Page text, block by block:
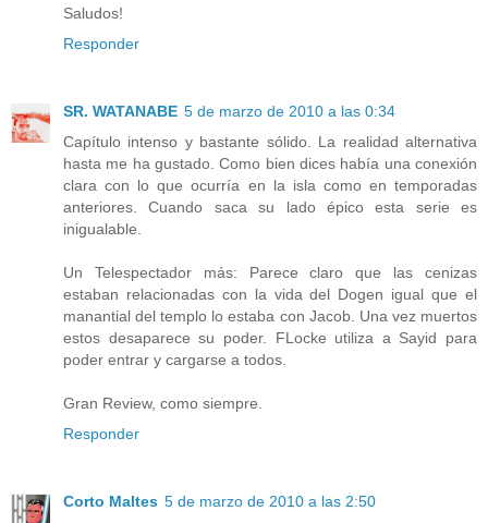
Saludos!
Responder
SR. WATANABE 5 de marzo de 2010 a las 0:34
Capítulo intenso y bastante sólido. La realidad alternativa
hasta me ha gustado. Como bien dices había una conexión
clara con lo que ocurría en la isla como en temporadas
anteriores. Cuando saca su lado épico esta serie es
inigualable.
Un Telespectador más: Parece claro que las cenizas
estaban relacionadas con la vida del Dogen igual que el
manantial del templo lo estaba con Jacob. Una vez muertos
estos desaparece su poder. FLocke utiliza a Sayid para
poder entrar y cargarse a todos.
Gran Review, como siempre.
Responder
Corto Maltes 5 de marzo de 2010 a las 2:50